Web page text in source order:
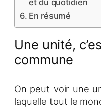
En résumé
Une unité,
commune
On peut voir une
laquelle tout le